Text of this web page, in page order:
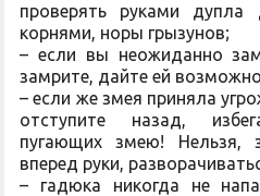
проверять руками дупла
корнями, норы грызунов;
– если вы неожиданно
замрите, дайте ей
– если же змея приняла
отступите назад,
пугающих змею! Нельзя,
вперед руки,
– гадюка никогда не